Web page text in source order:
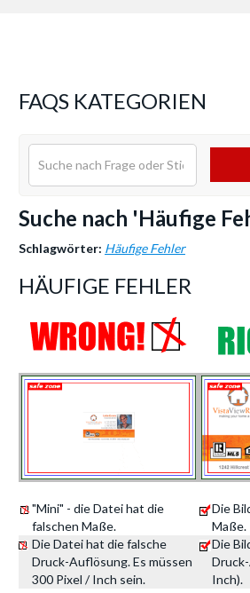
FAQS KATEGORIEN
Suche nach 'Häufige
Schlagwörter: Häufige Fehler
HÄUFIGE FEHLER
"Mini" - die Datei hat die
falschen Maße.
Die Datei hat die falsche
Druck-Auflösung. Es müssen
300 Pixel / Inch sein.
Die
Maße.
Die
Inch).